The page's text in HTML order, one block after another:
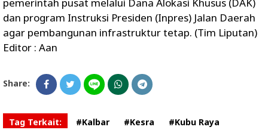
dan program Instruksi Presiden (Inpres) Jalan Daerah
agar pembangunan infrastruktur tetap. (Tim Liputan)
Editor : Aan
Share:
Tag Terkait: #Kalbar #Kesra
#Kubu Raya